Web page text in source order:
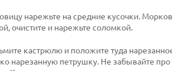
нарежьте на средние кусочки.
очистите и нарежьте соломкой.
кастрюлю и положите туда
нарезанную петрушку. Не забывайте